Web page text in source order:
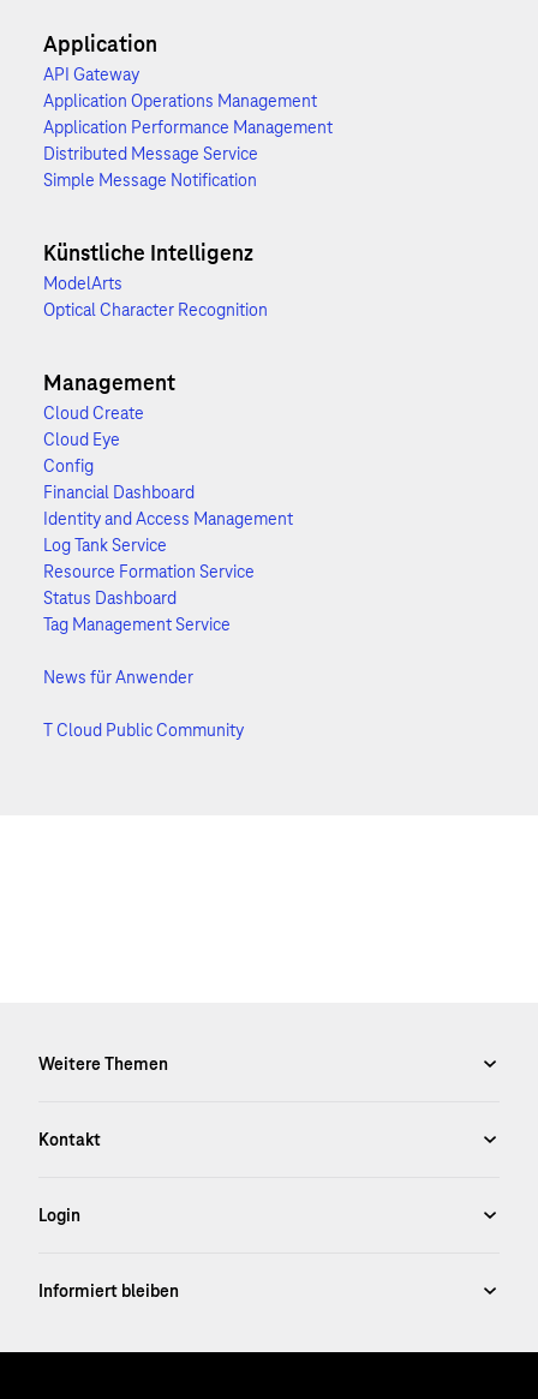
Application
API Gateway
Application Operations Management
Application Performance Management
Distributed Message Service
Simple Message Notification
Künstliche Intelligenz
ModelArts
Optical Character Recognition
Management
Cloud Create
Cloud Eye
Config
Financial Dashboard
Identity and Access Management
Log Tank Service
Resource Formation Service
Status Dashboard
Tag Management Service
News für Anwender
T Cloud Public Community